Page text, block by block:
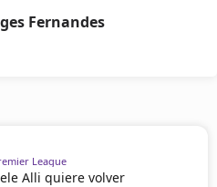
Fernandes
League
Alli quiere volver